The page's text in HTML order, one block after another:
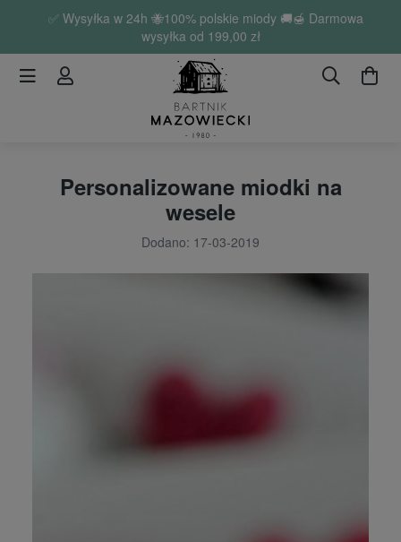
✅ Wysyłka w 24h 🐝100% polskie miody 🚚🍯 Darmowa
wysyłka od 199,00 zł
Personalizowane miodki na
wesele
Dodano: 17-03-2019